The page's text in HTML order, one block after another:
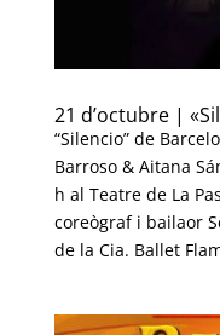
21 d’octubre |
“Silencio” de
Barroso & Aitana
h al Teatre de La
coreògraf i bailaor
de la Cia. Ballet